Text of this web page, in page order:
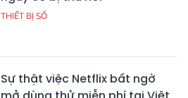
THIẾT BỊ SỐ
Sự thật việc Netflix bất ngờ